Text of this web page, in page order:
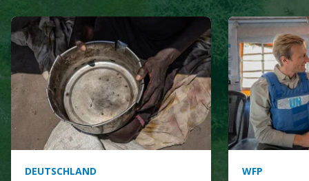
DEUTSCHLAND WFP